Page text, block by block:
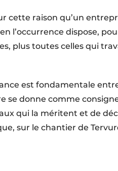
cette raison qu’un
l’occurrence dispose,
plus toutes celles qui
est fondamentale
se donne comme
qui la méritent et de
sur le chantier de